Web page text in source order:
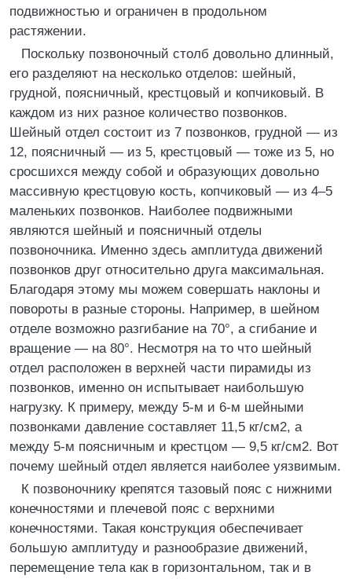
подвижностью и ограничен в продольном
растяжении.
Поскольку позвоночный столб довольно длинный,
его разделяют на несколько отделов: шейный,
грудной, поясничный, крестцовый и копчиковый. В
каждом из них разное количество позвонков.
Шейный отдел состоит из 7 позвонков, грудной — из
12, поясничный — из 5, крестцовый — тоже из 5, но
сросшихся между собой и образующих довольно
массивную крестцовую кость, копчиковый — из 4–5
маленьких позвонков. Наиболее подвижными
являются шейный и поясничный отделы
позвоночника. Именно здесь амплитуда движений
позвонков друг относительно друга максимальная.
Благодаря этому мы можем совершать наклоны и
повороты в разные стороны. Например, в шейном
отделе возможно разгибание на 70°, а сгибание и
вращение — на 80°. Несмотря на то что шейный
отдел расположен в верхней части пирамиды из
позвонков, именно он испытывает наибольшую
нагрузку. К примеру, между 5-м и 6-м шейными
позвонками давление составляет 11,5 кг/см2, а
между 5-м поясничным и крестцом — 9,5 кг/см2. Вот
почему шейный отдел является наиболее уязвимым.
К позвоночнику крепятся тазовый пояс с нижними
конечностями и плечевой пояс с верхними
конечностями. Такая конструкция обеспечивает
большую амплитуду и разнообразие движений,
перемещение тела как в горизонтальном, так и в